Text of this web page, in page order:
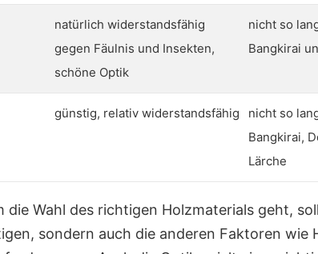
natürlich widerstandsfähig
gegen Fäulnis und Insekten,
schöne Optik
nicht so
Bangkirai
günstig, relativ widerstandsfähig
nicht so
Bangkirai,
Lärche
die Wahl des richtigen Holzmaterials geht,
sondern auch die anderen Faktoren wie